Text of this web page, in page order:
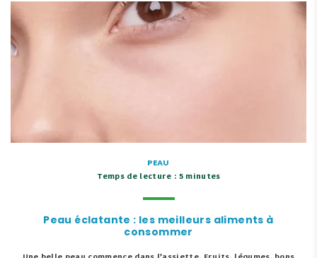
PEAU
Temps de lecture : 5 minutes
Peau éclatante : les meilleurs aliments à
consommer